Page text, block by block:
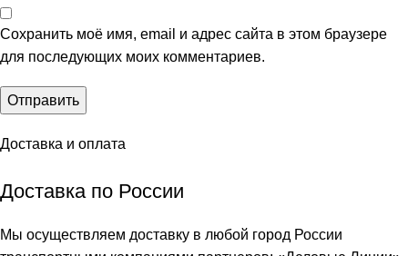
Сохранить моё имя, email и адрес сайта в этом браузере
для последующих моих комментариев.
Доставка и оплата
Доставка по России
Мы осуществляем доставку в любой город России